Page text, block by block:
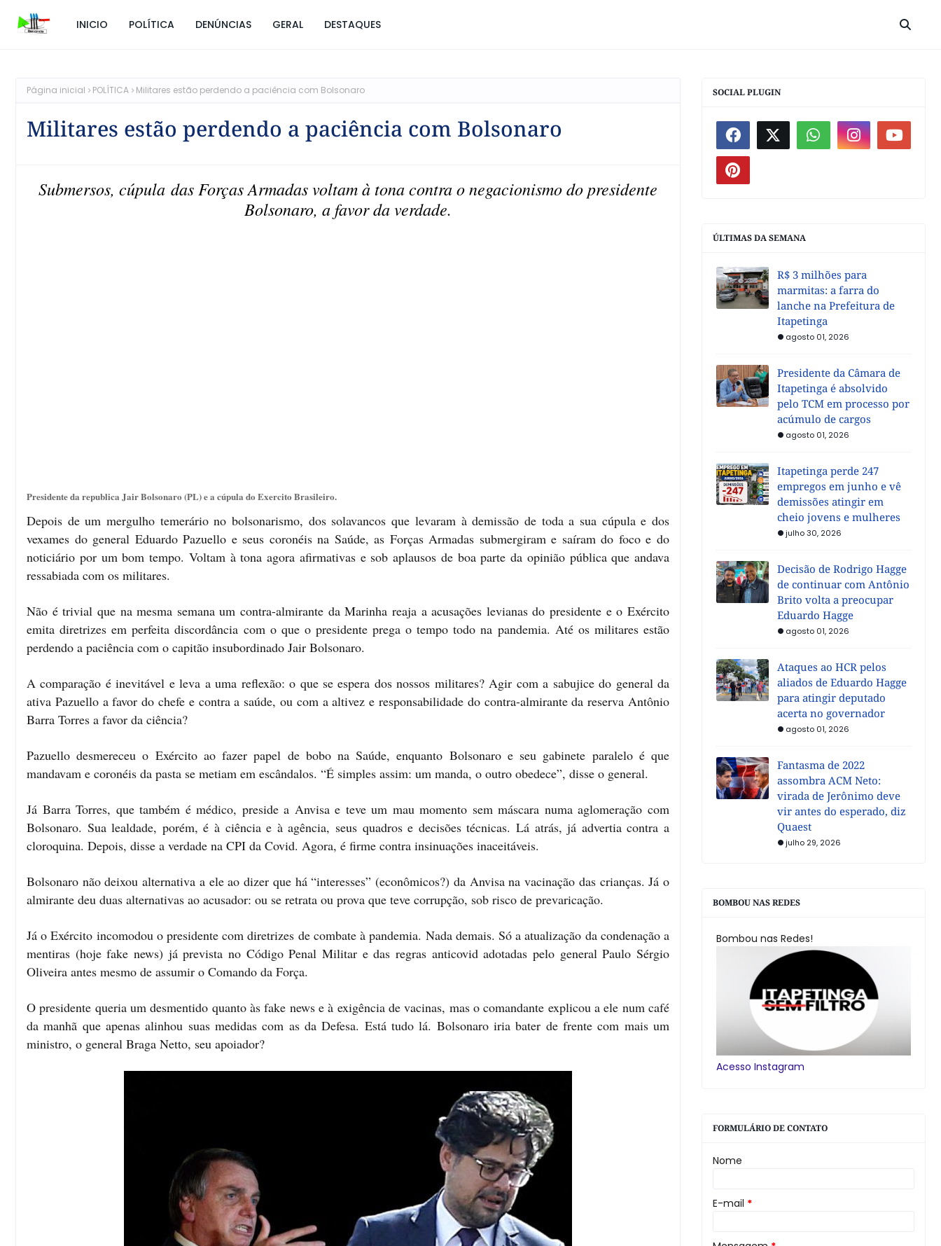
INICIO POLÍTICA DENÚNCIAS GERAL DESTAQUES
Página inicial POLÍTICA Militares estão perdendo a paciência com Bolsonaro
Militares estão perdendo a paciência com Bolsonaro
Submersos, cúpula das Forças Armadas voltam à tona contra o negacionismo do presidente
Bolsonaro, a favor da verdade.
Presidente da republica Jair Bolsonaro (PL) e a cúpula do Exercito Brasileiro.
Depois de um mergulho temerário no bolsonarismo, dos solavancos que levaram à demissão de toda a sua cúpula e dos
vexames do general Eduardo Pazuello e seus coronéis na Saúde, as Forças Armadas submergiram e saíram do foco e do
noticiário por um bom tempo. Voltam à tona agora afirmativas e sob aplausos de boa parte da opinião pública que andava
ressabiada com os militares.
Não é trivial que na mesma semana um contra-almirante da Marinha reaja a acusações levianas do presidente e o Exército
emita diretrizes em perfeita discordância com o que o presidente prega o tempo todo na pandemia. Até os militares estão
perdendo a paciência com o capitão insubordinado Jair Bolsonaro.
A comparação é inevitável e leva a uma reflexão: o que se espera dos nossos militares? Agir com a sabujice do general da
ativa Pazuello a favor do chefe e contra a saúde, ou com a altivez e responsabilidade do contra-almirante da reserva Antônio
Barra Torres a favor da ciência?
Pazuello desmereceu o Exército ao fazer papel de bobo na Saúde, enquanto Bolsonaro e seu gabinete paralelo é que
mandavam e coronéis da pasta se metiam em escândalos. “É simples assim: um manda, o outro obedece”, disse o general.
Já Barra Torres, que também é médico, preside a Anvisa e teve um mau momento sem máscara numa aglomeração com
Bolsonaro. Sua lealdade, porém, é à ciência e à agência, seus quadros e decisões técnicas. Lá atrás, já advertia contra a
cloroquina. Depois, disse a verdade na CPI da Covid. Agora, é firme contra insinuações inaceitáveis.
Bolsonaro não deixou alternativa a ele ao dizer que há “interesses” (econômicos?) da Anvisa na vacinação das crianças. Já o
almirante deu duas alternativas ao acusador: ou se retrata ou prova que teve corrupção, sob risco de prevaricação.
Já o Exército incomodou o presidente com diretrizes de combate à pandemia. Nada demais. Só a atualização da condenação a
mentiras (hoje fake news) já prevista no Código Penal Militar e das regras anticovid adotadas pelo general Paulo Sérgio
Oliveira antes mesmo de assumir o Comando da Força.
O presidente queria um desmentido quanto às fake news e à exigência de vacinas, mas o comandante explicou a ele num café
da manhã que apenas alinhou suas medidas com as da Defesa. Está tudo lá. Bolsonaro iria bater de frente com mais um
ministro, o general Braga Netto, seu apoiador?
SOCIAL PLUGIN
ÚLTIMAS DA SEMANA
R$ 3 milhões para
marmitas: a farra do
lanche na Prefeitura de
Itapetinga
agosto 01, 2026
Presidente da Câmara de
Itapetinga é absolvido
pelo TCM em processo por
acúmulo de cargos
agosto 01, 2026
Itapetinga perde 247
empregos em junho e vê
demissões atingir em
cheio jovens e mulheres
julho 30, 2026
Decisão de Rodrigo Hagge
de continuar com Antônio
Brito volta a preocupar
Eduardo Hagge
agosto 01, 2026
Ataques ao HCR pelos
aliados de Eduardo Hagge
para atingir deputado
acerta no governador
agosto 01, 2026
Fantasma de 2022
assombra ACM Neto:
virada de Jerônimo deve
vir antes do esperado, diz
Quaest
julho 29, 2026
BOMBOU NAS REDES
Bombou nas Redes!
Acesso Instagram
FORMULÁRIO DE CONTATO
Nome
E-mail *